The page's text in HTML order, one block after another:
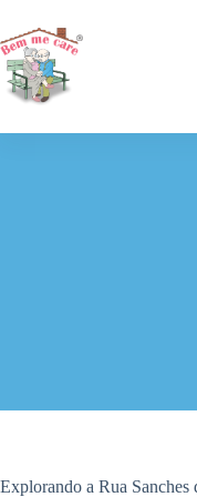
para
o
conteúdo
Explorando a Rua